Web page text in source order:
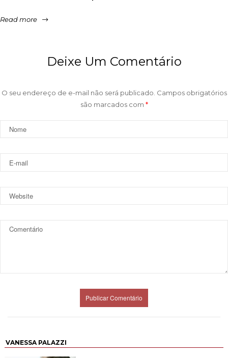
Read more
Deixe Um Comentário
O seu endereço de e-mail não será publicado. Campos obrigatórios
são marcados com *
VANESSA PALAZZI